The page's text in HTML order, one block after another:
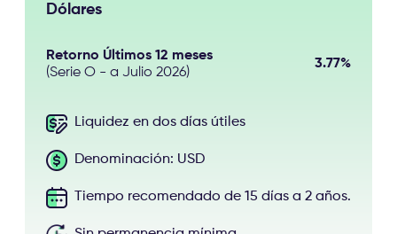
Dólares
Retorno Últimos 12 meses
(Serie O - a Julio 2026)
3.77%
Liquidez en dos días útiles
Denominación: USD
Tiempo recomendado de 15 días a 2 años.